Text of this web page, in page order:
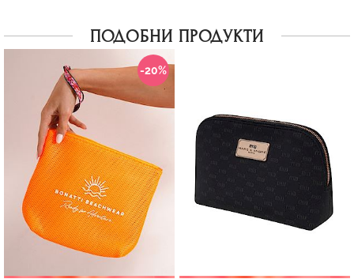
ПОДОБНИ ПРОДУКТИ
-20%